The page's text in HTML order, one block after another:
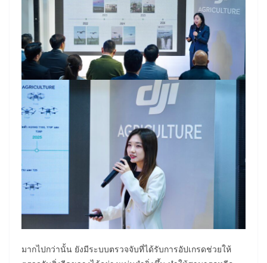
มากไปกว่านั้น ยังมีระบบตรวจจับที่ได้รับการอัปเกรดช่วยให้